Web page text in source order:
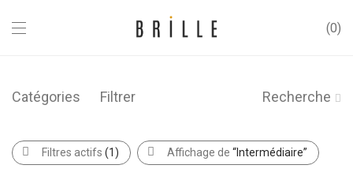
0
Catégories Filtrer Recherche
Filtres actifs (1) Affichage de “Intermédiaire”